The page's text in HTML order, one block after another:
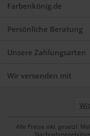
Farbenkönig.de
Persönliche Beratung
Unsere Zahlungsarten
Wir versenden mit
Alle Preise inkl. gesetzl.